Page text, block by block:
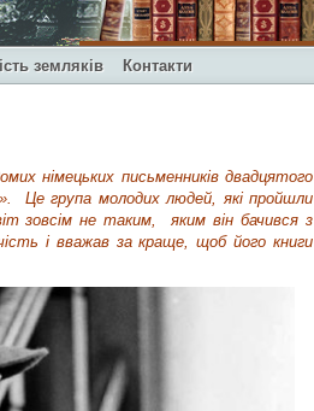
земляків Контакти
німецьких письменників двадцятого
Це група молодих людей, які пройшли
зовсім не таким, яким він бачився з
і вважав за краще, щоб його книги